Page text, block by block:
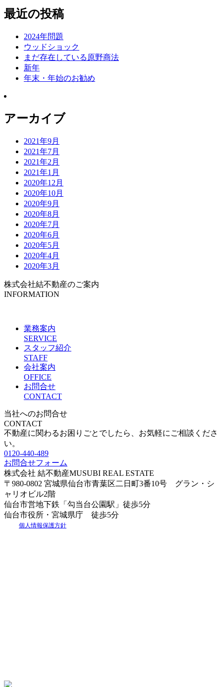
最近の投稿
2024年問題
ウッドショック
まだ存在している原野商法
新年
年末・年始のお勧め
アーカイブ
2021年9月
2021年7月
2021年2月
2021年1月
2020年12月
2020年10月
2020年9月
2020年8月
2020年7月
2020年6月
2020年5月
2020年4月
2020年3月
株式会社結不動産のご案内
INFORMATION
業務案内
SERVICE
スタッフ紹介
STAFF
会社案内
OFFICE
お問合せ
CONTACT
当社へのお問合せ
CONTACT
不動産に関わるお困りごとでしたら、お気軽にご相談くださ
い。
0120-440-489
お問合せフォーム
株式会社 結不動産MUSUBI REAL ESTATE
〒980-0802 宮城県仙台市青葉区二日町3番10号 グラン・シ
ャリオビル2階
仙台市営地下鉄「勾当台公園駅」徒歩5分
仙台市役所・宮城県庁 徒歩5分
個人情報保護方針